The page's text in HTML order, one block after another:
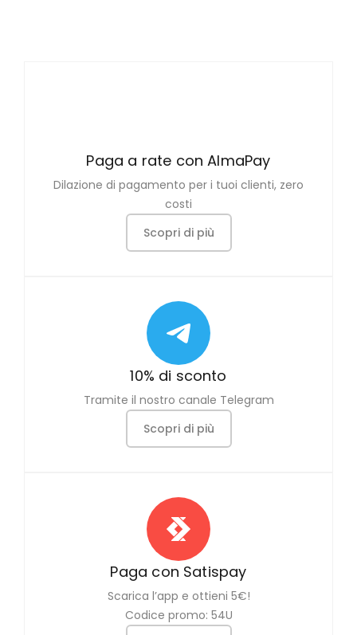
Paga a rate con AlmaPay
Dilazione di pagamento per i tuoi clienti, zero
costi
Scopri di più
10% di sconto
Tramite il nostro canale Telegram
Scopri di più
Paga con Satispay
Scarica l’app e ottieni 5€!
Codice promo: 54U